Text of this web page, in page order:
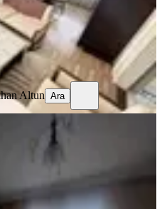
Altun
Altun Ara
Merkez De
Kiralık Daire
Mahallesi
Kat ·03.08.2026